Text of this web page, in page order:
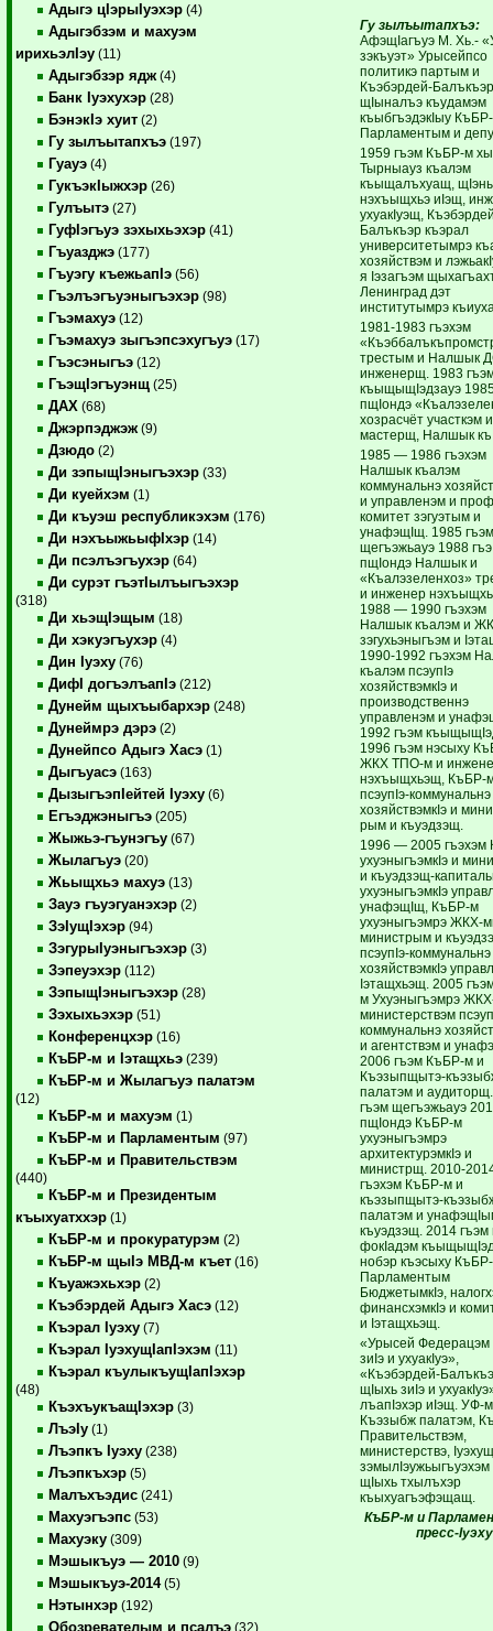
Адыгэ цIэрыIуэхэр (4)
Адыгэбзэм и махуэм
ирихьэлIэу (11)
Адыгэбзэр ядж (4)
Банк Iуэхухэр (28)
БэнэкIэ хуит (2)
Гу зылъытапхъэ (197)
Гуауэ (4)
ГукъэкIыжхэр (26)
Гулъытэ (27)
ГуфIэгъуэ зэхыхьэхэр (41)
Гъуазджэ (177)
Гъуэгу къежьапIэ (56)
Гъэлъэгъуэныгъэхэр (98)
Гъэмахуэ (12)
Гъэмахуэ зыгъэпсэхугъуэ (17)
Гъэсэныгъэ (12)
ГъэщIэгъуэнщ (25)
ДАХ (68)
Джэрпэджэж (9)
Дзюдо (2)
Ди зэпыщIэныгъэхэр (33)
Ди куейхэм (1)
Ди къуэш республикэхэм (176)
Ди нэхъыжьыфIхэр (14)
Ди псэлъэгъухэр (64)
Ди сурэт гъэтIылъыгъэхэр
(318)
Ди хьэщIэщым (18)
Ди хэкуэгъухэр (4)
Дин Iуэху (76)
ДифI догъэлъапIэ (212)
Дунейм щыхъыбархэр (248)
Дунеймрэ дэрэ (2)
Дунейпсо Адыгэ Хасэ (1)
Дыгъуасэ (163)
ДызыгъэпIейтей Iуэху (6)
Егъэджэныгъэ (205)
Жыжьэ-гъунэгъу (67)
Жылагъуэ (20)
Жьыщхьэ махуэ (13)
Зауэ гъуэгуанэхэр (2)
ЗэIущIэхэр (94)
ЗэгурыIуэныгъэхэр (3)
Зэпеуэхэр (112)
ЗэпыщIэныгъэхэр (28)
Зэхыхьэхэр (51)
Конференцхэр (16)
КъБР-м и Iэтащхьэ (239)
КъБР-м и Жылагъуэ палатэм
(12)
КъБР-м и махуэм (1)
КъБР-м и Парламентым (97)
КъБР-м и Правительствэм
(440)
КъБР-м и Президентым
къыхуатххэр (1)
КъБР-м и прокуратурэм (2)
КъБР-м щыIэ МВД-м къет (16)
Къуажэхьхэр (2)
Къэбэрдей Адыгэ Хасэ (12)
Къэрал Iуэху (7)
Къэрал IуэхущIапIэхэм (11)
Къэрал къулыкъущIапIэхэр
(48)
КъэхъукъащIэхэр (3)
ЛъэIу (1)
Лъэпкъ Iуэху (238)
Лъэпкъхэр (5)
Малъхъэдис (241)
Махуэгъэпс (53)
Махуэку (309)
Мэшыкъуэ — 2010 (9)
Мэшыкъуэ-2014(5)
Нэтынхэр (192)
Обозревателым и псалъэ (32)
Гу зылъытапхъэ:
АфэщIагъуэ М. Хь.-
зэкъуэт» Урысейпсо
политикэ партым и
Къэбэрдей-
щIыналъэ къудамэм
къыбгъэдэкIыу
Парламентым и
1959 гъэм КъБР-м
Тырныауз къалэм
къыщалъхуащ,
нэхъыщхьэ иIэщ,
ухуакIуэщ,
Балъкъэр къэрал
университетымрэ
хозяйствэм и
я Iэзагъэм
Ленинград дэт
институтымрэ
1981-1983 гъэхэм
трестым и Налшык
инженерщ. 1983
къыщыщIэдзауэ
пщIондэ
хозрасчёт участкэм и
мастерщ, Налшык
1985 — 1986 гъэхэм
Налшык къалэм
коммунальнэ
и управленэм и
комитет зэгуэтым и
унафэщIщ. 1985
щегъэжьауэ 1988 гъэ
пщIондэ Налшык и
«Къалэзеленхоз»
и инженер
1988 — 1990 гъэхэм
Налшык къалэм и
зэгухьэныгъэм и
1990-1992 гъэхэм
къалэм псэупIэ
хозяйствэмкIэ и
производственнэ
управленэм и
1992 гъэм
1996 гъэм нэсыху
ЖКХ ТПО-м и
нэхъыщхьэщ, КъБР-
псэупIэ-коммунальнэ
хозяйствэмкIэ и
рым и къуэдзэщ.
1996 — 2005
ухуэныгъэмкIэ и
и къуэдзэщ-
ухуэныгъэмкIэ
унафэщIщ, КъБР-м
ухуэныгъэмрэ ЖКХ-
министрым и
псэупIэ-коммунальнэ
хозяйствэмкIэ
Iэтащхьэщ. 2005
м Ухуэныгъэмрэ
министерствэм
коммунальнэ
и агентствэм и
2006 гъэм КъБР-м и
Къэзыпщытэ-
палатэм и
гъэм щегъэжьауэ
пщIондэ КъБР-м
ухуэныгъэмрэ
архитектурэмкIэ и
министрщ. 2010-
гъэхэм КъБР-м и
къэзыпщытэ-
палатэм и
къуэдзэщ. 2014 гъэм
фокIадэм
нобэр къэсыху
Парламентым
БюджетымкIэ,
финансхэмкIэ и
и Iэтащхьэщ.
«Урысей
зиIэ и ухуакIуэ»,
«Къэбэрдей-
щIыхь зиIэ и
лъапIэхэр иIэщ. УФ-
Къэзыбж палатэм,
Правительствэм,
министерствэ,
зэмылIэужьыгъуэхэм
щIыхь тхылъхэр
къыхуагъэфэщащ.
КъБР-м и
пресс-